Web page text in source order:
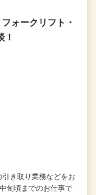
ォークリフト・
き取り業務などをお
旬頃までのお仕事で